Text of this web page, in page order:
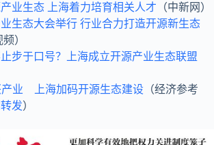
业生态 上海着力培育相关人才 （中新网）
生态大会举行 行业合力打造开源新生态
）
步于口号？上海成立开源产业生态联盟
产业 上海加码开源生态建设 （经济参考
发）